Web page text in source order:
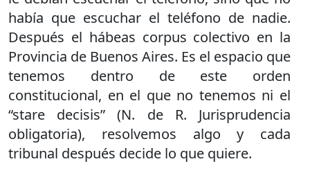
había que escuchar el teléfono de nadie.
Después el hábeas corpus colectivo en la
Provincia de Buenos Aires. Es el espacio que
tenemos dentro de este orden
constitucional, en el que no tenemos ni el
“stare decisis” (N. de R. Jurisprudencia
obligatoria), resolvemos algo y cada
tribunal después decide lo que quiere.